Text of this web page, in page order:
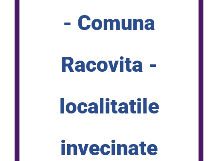
- Comuna
Racovita -
localitatile
invecinate